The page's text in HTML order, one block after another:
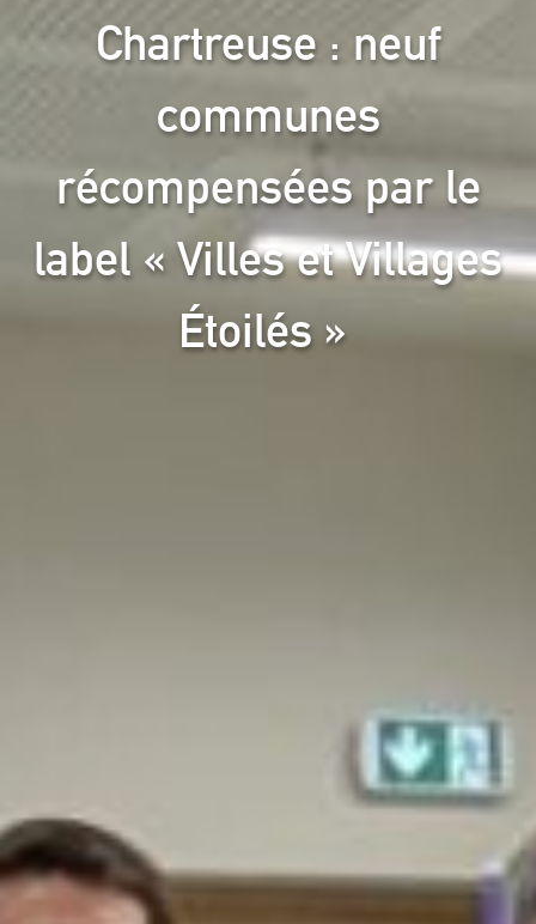
Chartreuse : neuf
communes
récompensées par le
label « Villes et Villages
Étoilés »